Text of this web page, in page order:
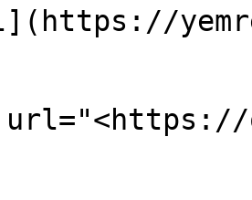
url="<https://